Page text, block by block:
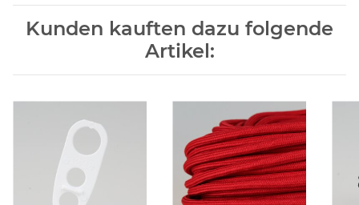
Kunden kauften dazu folgende
Artikel: